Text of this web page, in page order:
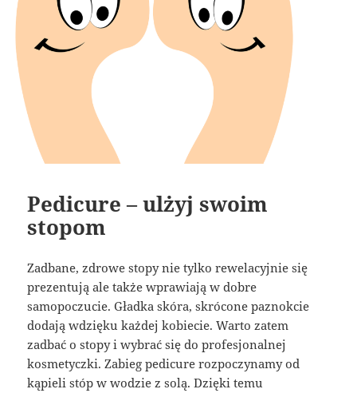
Pedicure – ulżyj swoim
stopom
Zadbane, zdrowe stopy nie tylko rewelacyjnie się
prezentują ale także wprawiają w dobre
samopoczucie. Gładka skóra, skrócone paznokcie
dodają wdzięku każdej kobiecie. Warto zatem
zadbać o stopy i wybrać się do profesjonalnej
kosmetyczki. Zabieg pedicure rozpoczynamy od
kąpieli stóp w wodzie z solą. Dzięki temu